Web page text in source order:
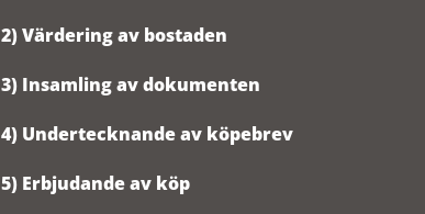
2) Värdering av bostaden
3) Insamling av dokumenten
4) Undertecknande av köpebrev
5) Erbjudande av köp